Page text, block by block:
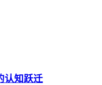
认知跃迁